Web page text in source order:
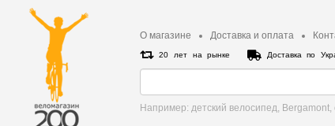
О магазине Доставка и оплата
20 лет на рынке Доставка по
Например: детский велосипед, Bergamont,